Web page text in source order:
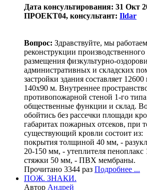
Дата консультирования: 31 Окт
ПРОЕКТ04, консультант: Ildar
Вопрос: Здравствуйте, мы
реконструкции
размещения физкультурно-
административных и складских
застройки здания составляет
140х90 м. Внутреннее
противопожарной стеной 1-го
общественные функции и склад.
обойтись без рассечки площади
габаритах пожарных отсеков, при
существующий кровли состоит
покрытия толщиной 40 мм, -
20-150 мм, - утеплителя
стяжки 50 мм, - ПВХ мембраны.
Прочитано 3344 раз Подробнее ...
ПОЖ. ЗНАКИ.
Автор Андрей